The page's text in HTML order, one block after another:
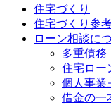
住宅づくり
住宅づくり参
ローン相談に
多重債務
住宅ロー
個人事業
借金の一